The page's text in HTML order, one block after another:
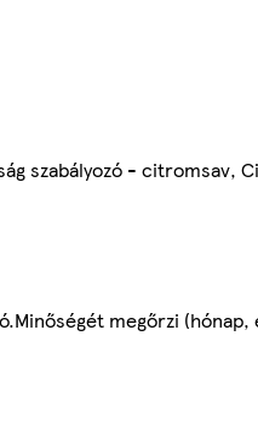
szabályozó -
megőrzi